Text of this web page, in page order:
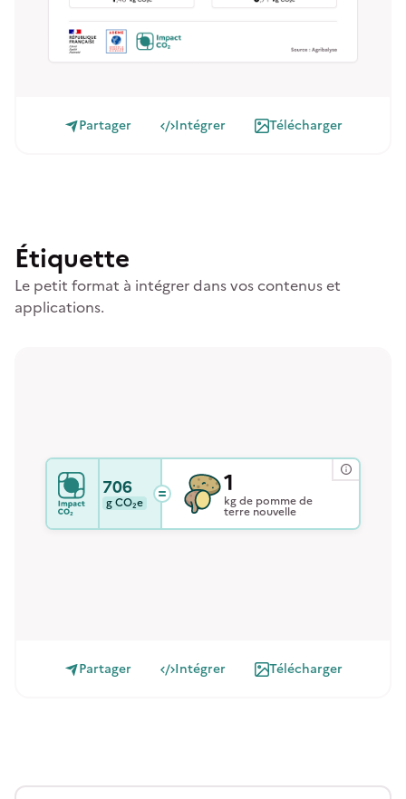
Partager Intégrer Télécharger
Étiquette
Le petit format à intégrer dans vos contenus et
applications.
706
gCO₂e
1
kg de pomme de
terre nouvelle
Partager Intégrer Télécharger